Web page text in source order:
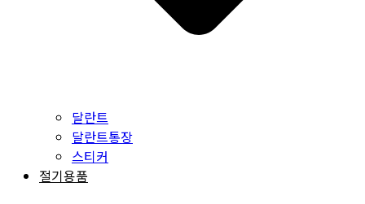
달란트
달란트통장
스티커
절기용품